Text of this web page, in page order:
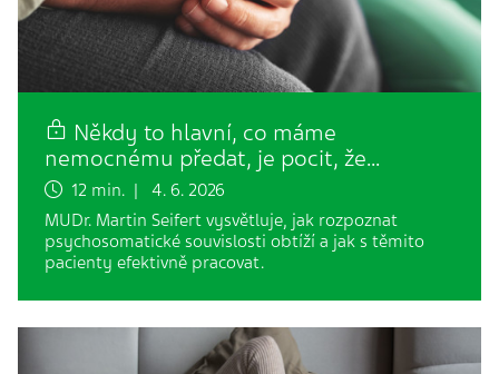
Někdy to hlavní, co máme
nemocnému předat, je pocit, že…
12 min. | 4. 6. 2026
MUDr. Martin Seifert vysvětluje, jak rozpoznat
psychosomatické souvislosti obtíží a jak s těmito
pacienty efektivně pracovat.